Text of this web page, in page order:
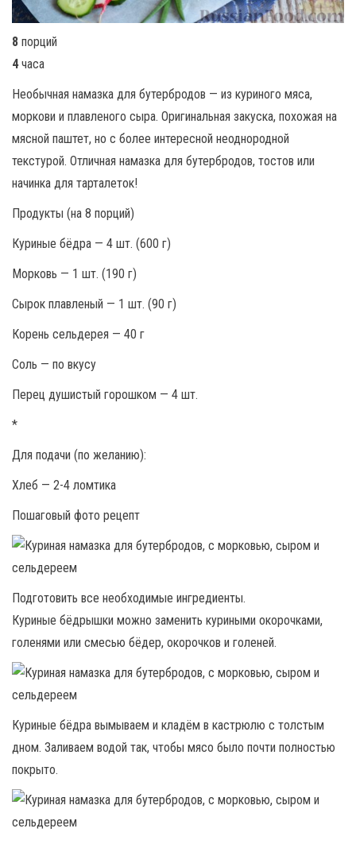
8 порций
4часа
Необычная намазка для бутербродов — из куриного мяса,
моркови и плавленого сыра. Оригинальная закуска, похожая на
мясной паштет, но с более интересной неоднородной
текстурой. Отличная намазка для бутербродов, тостов или
начинка для тарталеток!
Продукты (на 8 порций)
Куриные бёдра — 4 шт. (600 г)
Морковь — 1 шт. (190 г)
Сырок плавленый — 1 шт. (90 г)
Корень сельдерея — 40 г
Соль — по вкусу
Перец душистый горошком — 4 шт.
*
Для подачи (по желанию):
Хлеб — 2-4 ломтика
Пошаговый фото рецепт
Подготовить все необходимые ингредиенты.
Куриные бёдрышки можно заменить куриными окорочками,
голенями или смесью бёдер, окорочков и голеней.
Куриные бёдра вымываем и кладём в кастрюлю с толстым
дном. Заливаем водой так, чтобы мясо было почти полностью
покрыто.